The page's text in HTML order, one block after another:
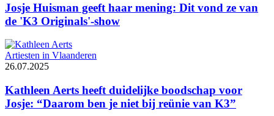
Josje Huisman geeft haar mening: Dit vond ze van
de 'K3 Originals'-show
Artiesten in Vlaanderen
26.07.2025
Kathleen Aerts heeft duidelijke boodschap voor
Josje: “Daarom ben je niet bij reünie van K3”